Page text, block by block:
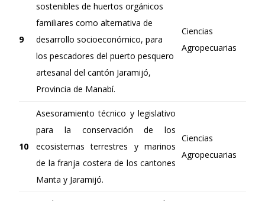
9
sostenibles de huertos orgánicos
familiares como alternativa de
desarrollo socioeconómico, para
los pescadores del puerto pesquero
artesanal del cantón Jaramijó,
Provincia de Manabí.
Ciencias
Agropecuarias
10
Asesoramiento técnico y legislativo
para la conservación de los
ecosistemas terrestres y marinos
de la franja costera de los cantones
Manta y Jaramijó.
Ciencias
Agropecuarias